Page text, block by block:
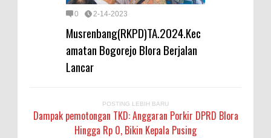
0 2-14-2023
Musrenbang(RKPD)TA.2024.Kec
amatan Bogorejo Blora Berjalan
Lancar
POSTING LEBIH BARU
Dampak pemotongan TKD: Anggaran Porkir DPRD Blora
Hingga Rp 0, Bikin Kepala Pusing